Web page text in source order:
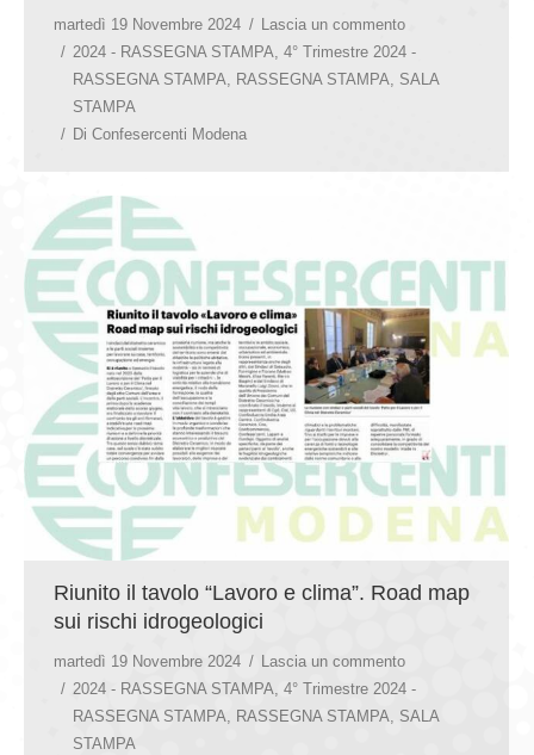
martedì 19 Novembre 2024
Lascia un commento
2024 - RASSEGNA STAMPA, 4° Trimestre 2024 -
RASSEGNA STAMPA, RASSEGNA STAMPA, SALA
STAMPA
Di Confesercenti Modena
Riunito il tavolo “Lavoro e clima”. Road map
sui rischi idrogeologici
martedì 19 Novembre 2024
Lascia un commento
2024 - RASSEGNA STAMPA 4° Trimestre 2024 -
RASSEGNA STAMPA
RASSEGNA STAMPA
SALA
STAMPA